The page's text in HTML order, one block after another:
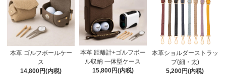
本革 ゴルフボールケー
ス
14,800円(内税)
本革 距離計+ゴルフボー
ル収納 一体型ケース
15,800円(内税)
本革ショルダーストラッ
プ(細・太)
5,200円(内税)